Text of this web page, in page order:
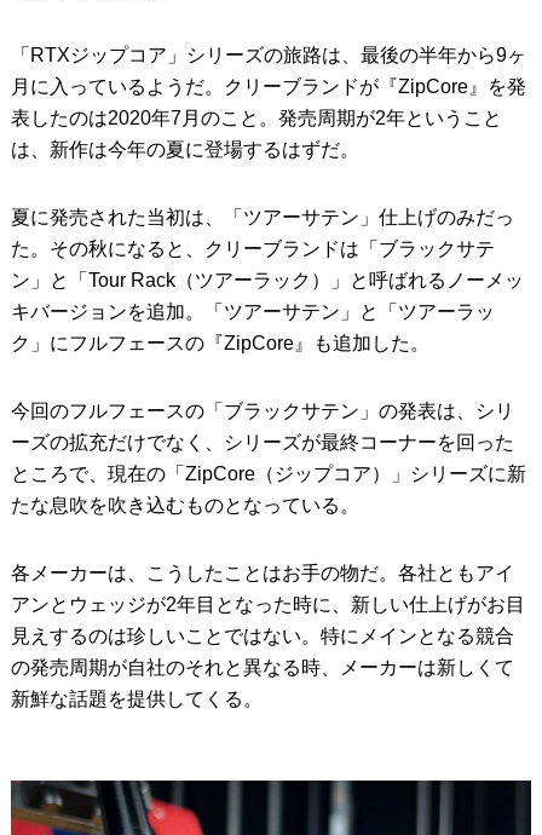
「RTXジップコア」シリーズの旅路は、最後の半年から9ヶ
月に入っているようだ。クリーブランドが『ZipCore』を発
表したのは2020年7月のこと。発売周期が2年ということ
は、新作は今年の夏に登場するはずだ。
夏に発売された当初は、「ツアーサテン」仕上げのみだっ
た。その秋になると、クリーブランドは「ブラックサテ
ン」と「Tour Rack（ツアーラック）」と呼ばれるノーメッ
キバージョンを追加。「ツアーサテン」と「ツアーラッ
ク」にフルフェースの『ZipCore』も追加した。
今回のフルフェースの「ブラックサテン」の発表は、シリ
ーズの拡充だけでなく、シリーズが最終コーナーを回った
ところで、現在の「ZipCore（ジップコア）」シリーズに新
たな息吹を吹き込むものとなっている。
各メーカーは、こうしたことはお手の物だ。各社ともアイ
アンとウェッジが2年目となった時に、新しい仕上げがお目
見えするのは珍しいことではない。特にメインとなる競合
の発売周期が自社のそれと異なる時、メーカーは新しくて
新鮮な話題を提供してくる。